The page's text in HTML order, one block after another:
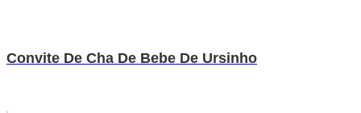
Convite De Cha De Bebe De Ursinho